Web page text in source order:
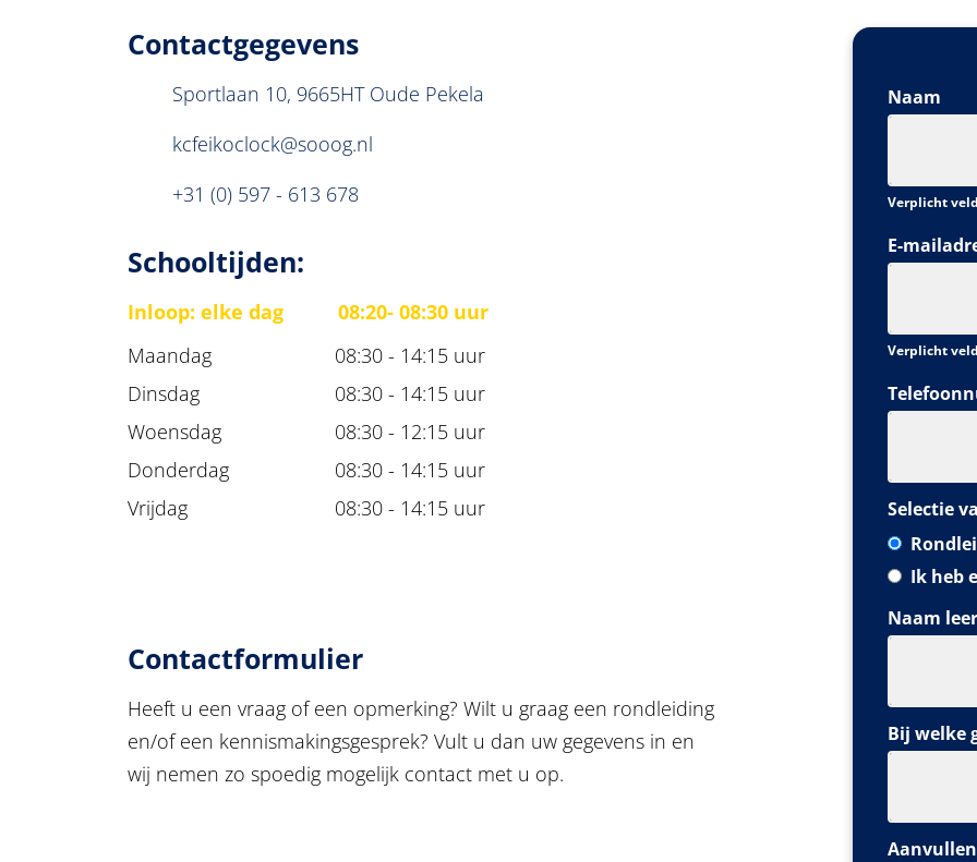
Contactgegevens
Sportlaan 10, 9665HT Oude Pekela
kcfeikoclock@sooog.nl
+31 (0) 597 - 613 678
Schooltijden:
Inloop: elke dag 08:20- 08:30 uur
Maandag
08:30 - 14:15 uur
Dinsdag
08:30 - 14:15 uur
Woensdag
08:30 - 12:15 uur
Donderdag
08:30 - 14:15 uur
Vrijdag
08:30 - 14:15 uur
Contactformulier
Heeft u een vraag of een opmerking? Wilt u graag een rondleiding
en/of een kennismakingsgesprek? Vult u dan uw gegevens in en
wij nemen zo spoedig mogelijk contact met u op.
Naam
Verplicht
E-
Verplicht
Selectie
Ik heb
Naam
Bij welke